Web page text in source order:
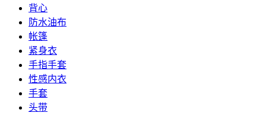
背心
防水油布
帐篷
紧身衣
手指手套
性感内衣
手套
头带